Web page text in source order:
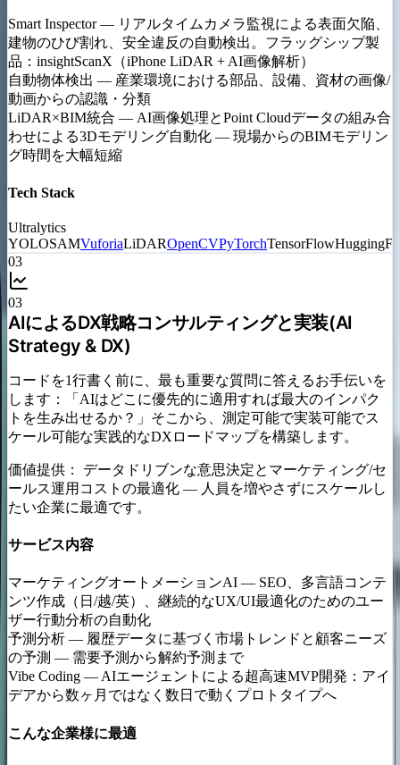
Smart Inspector— リアルタイムカメラ監視による表面欠陥、
建物のひび割れ、安全違反の自動検出。フラッグシップ製
品：insightScanX（iPhone LiDAR + AI画像解析）
自動物体検出 — 産業環境における部品、設備、資材の画像/
動画からの認識・分類
LiDAR×BIM統合 — AI画像処理とPoint Cloudデータの組み合
わせによる3Dモデリング自動化 — 現場からのBIMモデリン
グ時間を大幅短縮
Tech Stack
Ultralytics
YOLOSAMVuforiaLiDAROpenCVPyTorchTensorFlow
03
03
AIによるDX戦略コンサルティングと実装(AI
Strategy & DX)
コードを1行書く前に、最も重要な質問に答えるお手伝いを
します：「AIはどこに優先的に適用すれば最大のインパク
トを生み出せるか？」そこから、測定可能で実装可能でス
ケール可能な実践的なDXロードマップを構築します。
価値提供：
データドリブンな意思決定とマーケティング/セ
ールス運用コストの最適化 — 人員を増やさずにスケールし
たい企業に最適です。
サービス内容
マーケティングオートメーションAI — SEO、多言語コンテ
ンツ作成（日/越/英）、継続的なUX/UI最適化のためのユー
ザー行動分析の自動化
予測分析 — 履歴データに基づく市場トレンドと顧客ニーズ
の予測 — 需要予測から解約予測まで
Vibe Coding —AIエージェントによる超高速MVP開発：アイ
デアから数ヶ月ではなく数日で動くプロトタイプへ
こんな企業様に最適